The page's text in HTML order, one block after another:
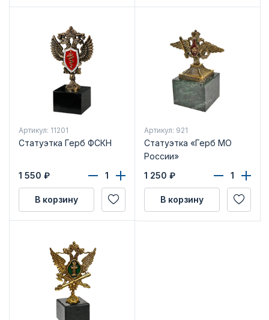
Артикул: 11201
Статуэтка Герб ФСКН
1 550 ₽
В корзину
Артикул: 921
Статуэтка «Герб МО
России»
1 250 ₽
В корзину